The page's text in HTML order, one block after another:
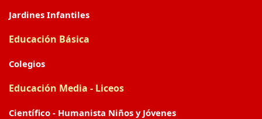
Jardines Infantiles
Educación Básica
Colegios
Educación Media - Liceos
Científico - Humanista Niños y Jóvenes